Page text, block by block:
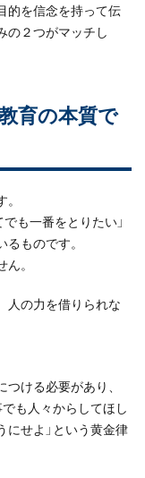
的を信念を持って伝
の２つがマッチし
育の本質で
も一番をとりたい」
ものです。
。
人の力を借りられな
ける必要があり、
も人々からしてほし
せよ」という黄金律